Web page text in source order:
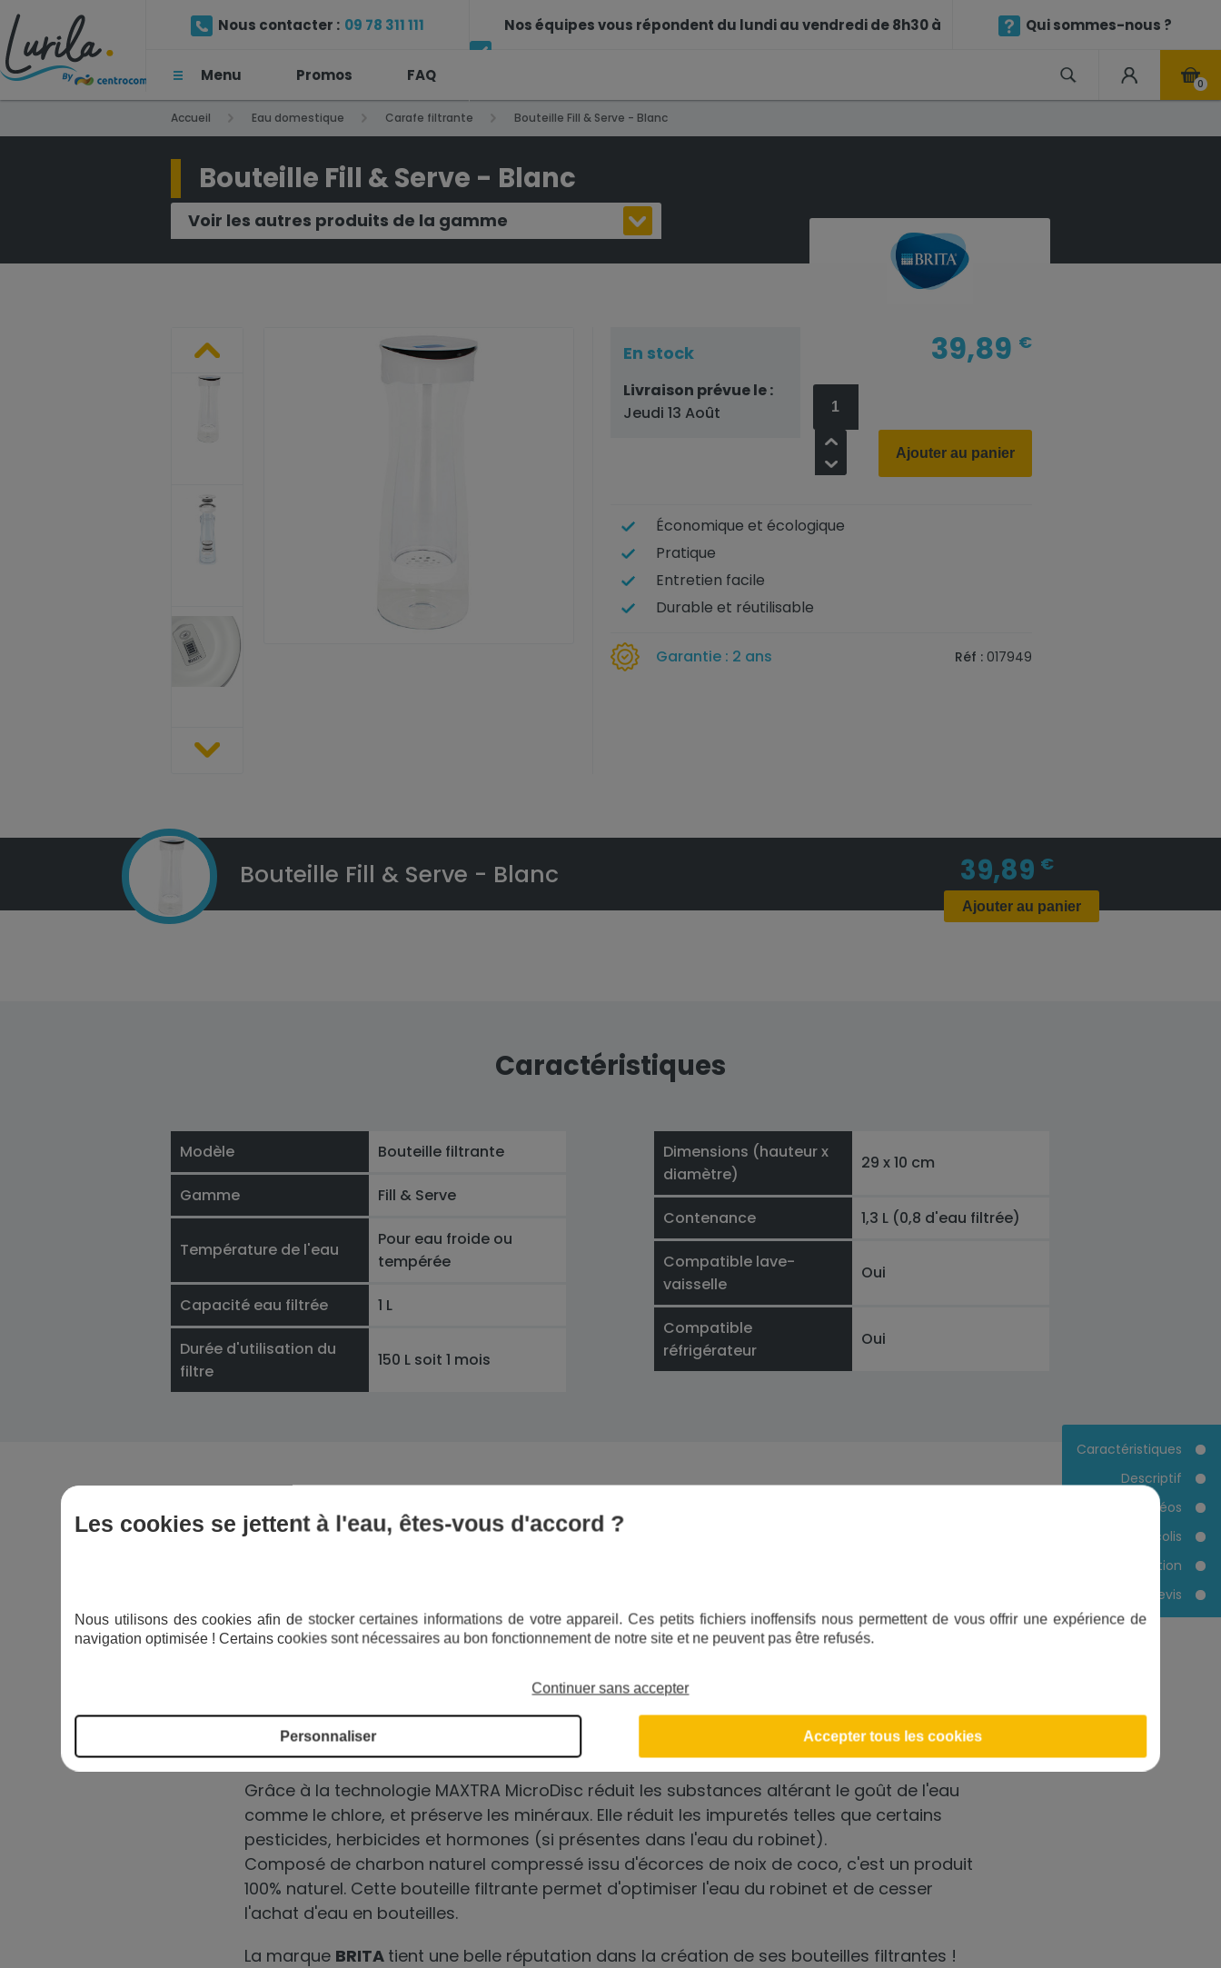
Nous contacter : 09 78 311 111
(Prix d'un appel local)
Nos équipes vous répondent du lundi au vendredi de 8h30 à Qui sommes-nous ?
Menu Promos FAQ 0
Accueil Eau domestique Carafe filtrante Bouteille Fill & Serve - Blanc
Bouteille Fill & Serve - Blanc
Voir les autres produits de la gamme
En stock
Livraison prévue le :
Jeudi 13 Août
39,89 €
+
Ajouter au panier
Économique et écologique
Pratique
Entretien facile
Durable et réutilisable
Garantie : 2 ans Réf : 017949
Bouteille Fill & Serve - Blanc 39,89 €
Ajouter au panier
Caractéristiques
Descriptif
Vidéos
Contenu du colis
Documentation
Devis
Caractéristiques
Modèle Bouteille filtrante
Gamme Fill & Serve
Température de l'eau
Pour eau froide ou
tempérée
Capacité eau filtrée 1 L
Durée d'utilisation du
filtre
150 L soit 1 mois
Dimensions (hauteur x
diamètre)
29 x 10 cm
Contenance 1,3 L (0,8 d'eau filtrée)
Compatible lave-
vaisselle
Oui
Compatible
réfrigérateur
Oui
Descriptif
Avec la bouteille filtrante Fill & Serve
, hydratez-vous avec plaisir et style, chez vous
comme au bureau. Fini la corvée des packs de bouteilles d'eau !
POURQUOI OPTER POUR UNE BOUTEILLE DE FILTRATION BRITA ?
Pour sa filtration de pointe
Grâce à la technologie MAXTRA MicroDisc réduit les substances altérant le goût de l'eau
comme le chlore, et préserve les minéraux. Elle réduit les impuretés telles que certains
pesticides, herbicides et hormones (si présentes dans l'eau du robinet).
Composé de charbon naturel compressé issu d'écorces de noix de coco, c'est un produit
100% naturel. Cette bouteille filtrante permet d'optimiser l'eau du robinet et de cesser
l'achat d'eau en bouteilles.
La marque BRITA tient une belle réputation dans la création de ses bouteilles filtrantes !
Les cookies se jettent à l'eau, êtes-vous d'accord ?
Nous utilisons des cookies afin de stocker certaines informations de votre appareil. Ces petits fichiers inoffensifs nous permettent de vous offrir une expérience de
navigation optimisée ! Certains cookies sont nécessaires au bon fonctionnement de notre site et ne peuvent pas être refusés.
Continuer sans accepter
Personnaliser Accepter tous les cookies